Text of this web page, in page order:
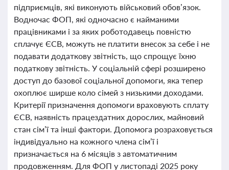
підприємців, які виконують військовий обов’язок.
Водночас ФОП, які одночасно є найманими
працівниками і за яких роботодавець повністю
сплачує ЄСВ, можуть не платити внесок за себе і не
подавати додаткову звітність, що спрощує їхню
податкову звітність. У соціальній сфері розширено
доступ до базової соціальної допомоги, яка тепер
охоплює ширше коло сімей з низькими доходами.
Критерії призначення допомоги враховують сплату
ЄСВ, наявність працездатних дорослих, майновий
стан сім’ї та інші фактори. Допомога розраховується
індивідуально на кожного члена сім’ї і
призначається на 6 місяців з автоматичним
продовженням. Для ФОП у листопаді 2025 року